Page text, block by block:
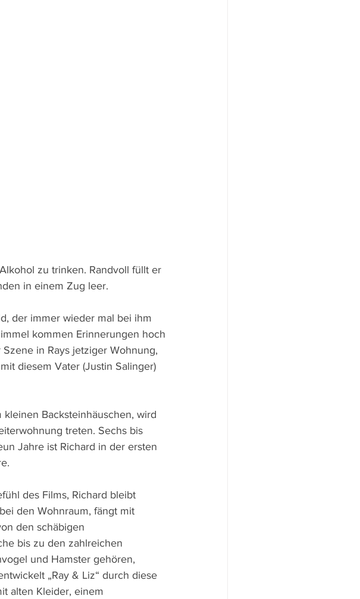
zu trinken. Randvoll füllt er
in einem Zug leer.
der immer wieder mal bei ihm
kommen Erinnerungen hoch
in Rays jetziger Wohnung,
diesem Vater (Justin Salinger)
Backsteinhäuschen, wird
treten. Sechs bis
Jahre ist Richard in der ersten
des Films, Richard bleibt
den Wohnraum, fängt mit
den schäbigen
bis zu den zahlreichen
und Hamster gehören,
„Ray & Liz“ durch diese
alten Kleider, einem